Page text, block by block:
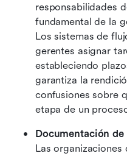
responsabilidades
fundamental de la
Los sistemas de
gerentes asignar
estableciendo
garantiza la
confusiones sobre
etapa de un
Documentación
Las organizaciones